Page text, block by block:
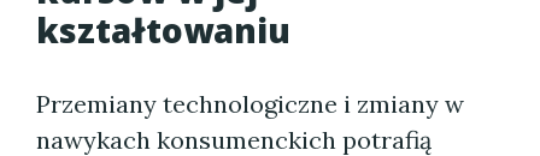
kształtowaniu
Przemiany technologiczne i zmiany w
nawykach konsumenckich potrafią